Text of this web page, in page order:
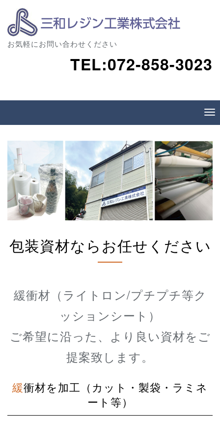
お気軽にお問い合わせください
TEL:072-858-3023
包装資材ならお任せください
緩衝材（ライトロン/プチプチ等ク
ッションシート）
ご希望に沿った、より良い資材をご
提案致します。
緩衝材を加工（カット・製袋・ラミネ
ート等）